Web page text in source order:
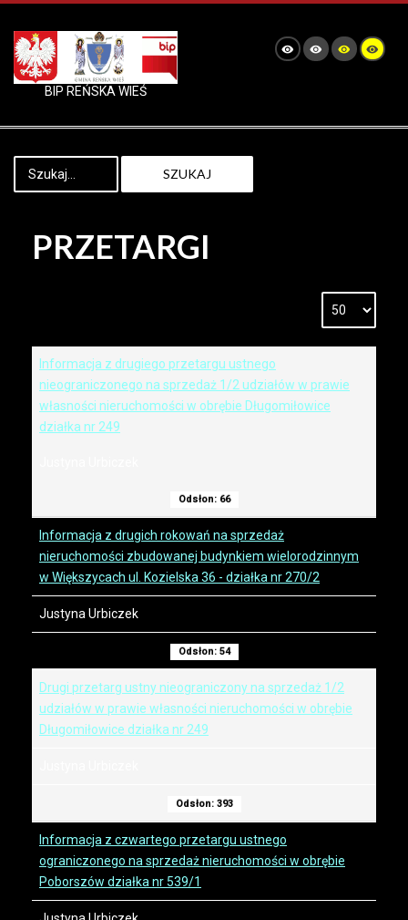
BIP REŃSKA WIEŚ
SZUKAJ
PRZETARGI
Informacja z drugiego przetargu ustnego
nieograniczonego na sprzedaż 1/2 udziałów w prawie
własności nieruchomości w obrębie Długomiłowice
działka nr 249
Odsłon: 66
Informacja z drugich rokowań na sprzedaż
nieruchomości zbudowanej budynkiem wielorodzinnym
w Większycach ul. Kozielska 36 - działka nr 270/2
Justyna Urbiczek
Odsłon: 54
Drugi przetarg ustny nieograniczony na sprzedaż 1/2
udziałów w prawie własności nieruchomości w obrębie
Długomiłowice działka nr 249
Odsłon: 393
Informacja z czwartego przetargu ustnego
ograniczonego na sprzedaż nieruchomości w obrębie
Poborszów działka nr 539/1